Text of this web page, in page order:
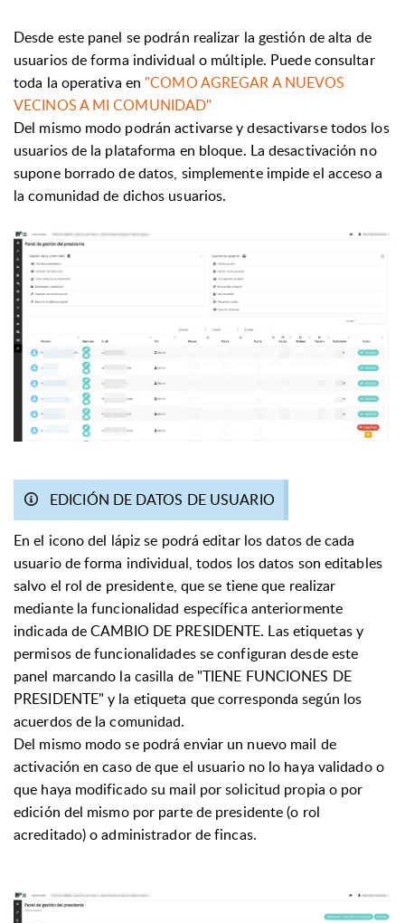
Desde este panel se podrán realizar la gestión de alta de
usuarios de forma individual o múltiple. Puede consultar
toda la operativa en "COMO AGREGAR A NUEVOS
VECINOS A MI COMUNIDAD"
Del mismo modo podrán activarse y desactivarse todos los
usuarios de la plataforma en bloque. La desactivación no
supone borrado de datos, simplemente impide el acceso a
la comunidad de dichos usuarios.
EDICIÓN DE DATOS DE USUARIO
En el icono del lápiz se podrá editar los datos de cada
usuario de forma individual, todos los datos son editables
salvo el rol de presidente, que se tiene que realizar
mediante la funcionalidad específica anteriormente
indicada de CAMBIO DE PRESIDENTE. Las etiquetas y
permisos de funcionalidades se configuran desde este
panel marcando la casilla de "TIENE FUNCIONES DE
PRESIDENTE" y la etiqueta que corresponda según los
acuerdos de la comunidad.
Del mismo modo se podrá enviar un nuevo mail de
activación en caso de que el usuario no lo haya validado o
que haya modificado su mail por solicitud propia o por
edición del mismo por parte de presidente (o rol
acreditado) o administrador de fincas.